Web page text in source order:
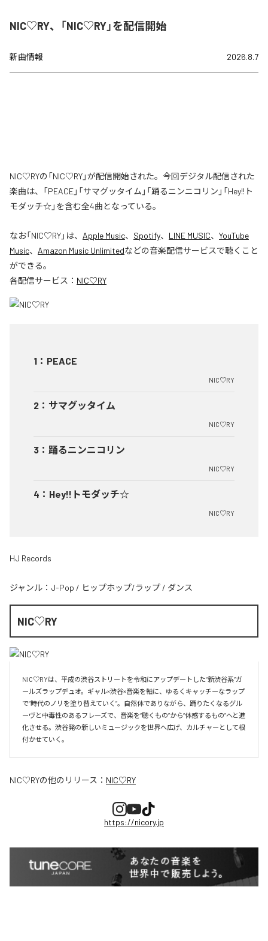
NIC♡RY、「NIC♡RY」を配信開始
新曲情報 2026.8.7
NIC♡RYの「NIC♡RY」が配信開始された。今回デジタル配信された
楽曲は、「PEACE」「サマグッタイム」「踊るニンニコリン」「Hey!!ト
モダッチ☆」を含む全4曲となっている。
なお「NIC♡RY」は、 Apple Music、 Spotify、 LINE MUSIC、 YouTube
Music、 Amazon Music Unlimitedなどの音楽配信サービスで聴くこと
ができる。
各配信サービス： NIC♡RY
1 ： PEACE
NIC♡RY
2 ： サマグッタイム
NIC♡RY
3 ： 踊るニンニコリン
NIC♡RY
4 ： Hey!!トモダッチ☆
NIC♡RY
HJ Records
ジャンル： J-Pop / ヒップホップ/ラップ / ダンス
NIC♡RY
NIC♡RYは、平成の渋谷ストリートを令和にアップデートした“新渋谷系”ガ
ールズラップデュオ。ギャル×渋谷×音楽を軸に、ゆるくキャッチーなラップ
で“時代のノリを塗り替えていく”。自然体でありながら、踊りたくなるグル
ーヴと中毒性のあるフレーズで、音楽を“聴くもの”から“体感するもの”へと進
化させる。渋谷発の新しいミュージックを世界へ広げ、カルチャーとして根
付かせていく。
NIC♡RYの他のリリース： NIC♡RY
https://nicory.jp